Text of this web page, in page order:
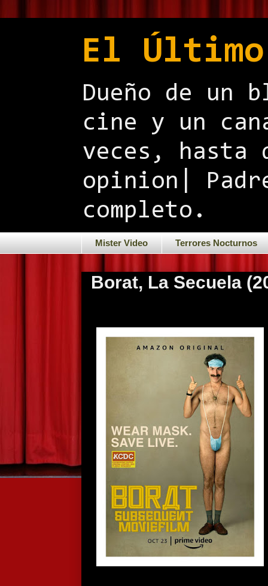
El
Dueño de un
cine y un
veces, hasta
opinion|
completo.
Mister Video Terrores Nocturnos
Borat, La Secuela